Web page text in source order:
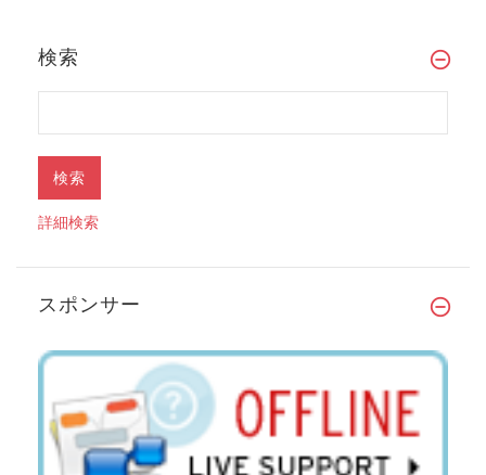
検索
詳細検索
スポンサー